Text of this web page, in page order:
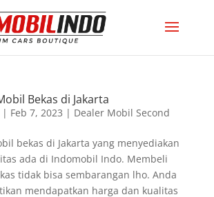
Bekas di Jakarta
| Feb 7, 2023 | Dealer Mobil Second
bekas di Jakarta yang menyediakan
ada di Indomobil Indo. Membeli
tidak bisa sembarangan lho. Anda
mendapatkan harga dan kualitas